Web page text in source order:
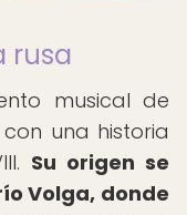
rusa
musical de
una historia
Su origen se
Volga, donde